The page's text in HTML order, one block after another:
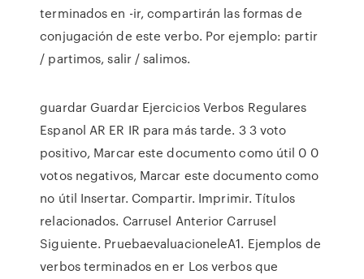
terminados en -ir, compartirán las formas de
conjugación de este verbo. Por ejemplo: partir
/ partimos, salir / salimos.
guardar Guardar Ejercicios Verbos Regulares
Espanol AR ER IR para más tarde. 3 3 voto
positivo, Marcar este documento como útil 0 0
votos negativos, Marcar este documento como
no útil Insertar. Compartir. Imprimir. Títulos
relacionados. Carrusel Anterior Carrusel
Siguiente. PruebaevaluacioneleA1. Ejemplos de
verbos terminados en er Los verbos que